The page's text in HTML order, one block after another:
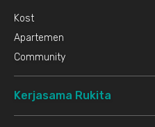
Kost
Apartemen
Community
Kerjasama Rukita